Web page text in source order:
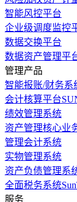
智能风控平台
企业级调度监控
数据交换平台
数据资产管理平
管理产品
智能报账/财务系
会计核算平台
绩效管理系统
资产管理核心业
管理会计系统
实物管理系统
资产负债管理系
全面税务系统
服务